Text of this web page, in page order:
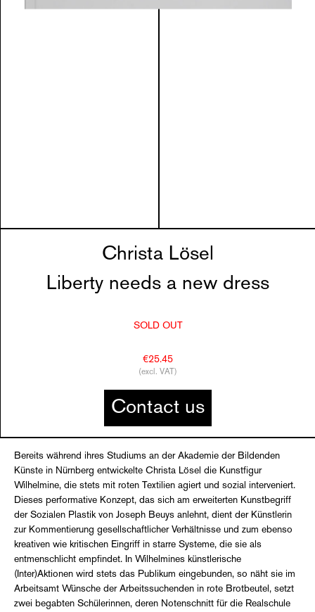
Christa Lösel
Liberty needs a new dress
SOLD OUT
€25.45
(excl. VAT)
Contact us
Bereits während ihres Studiums an der Akademie der Bildenden
Künste in Nürnberg entwickelte Christa Lösel die Kunstfigur
Wilhelmine, die stets mit roten Textilien agiert und sozial interveniert.
Dieses performative Konzept, das sich am erweiterten Kunstbegriff
der Sozialen Plastik von Joseph Beuys anlehnt, dient der Künstlerin
zur Kommentierung gesellschaftlicher Verhältnisse und zum ebenso
kreativen wie kritischen Eingriff in starre Systeme, die sie als
entmenschlicht empfindet. In Wilhelmines künstlerische
(Inter)Aktionen wird stets das Publikum eingebunden, so näht sie im
Arbeitsamt Wünsche der Arbeitssuchenden in rote Brotbeutel, setzt
zwei begabten Schülerinnen, deren Notenschnitt für die Realschule